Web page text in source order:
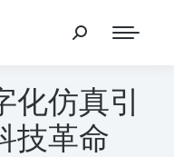
化仿真引
技革命